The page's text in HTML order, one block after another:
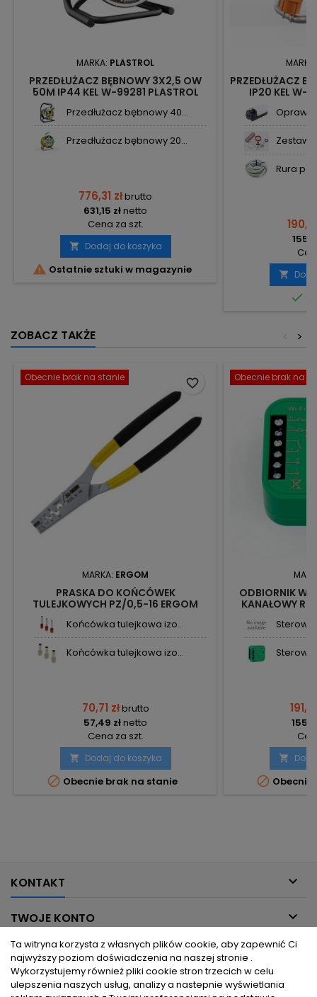
MARKA: PLASTROL
PRZEDŁUŻACZ BĘBNOWY 3X2,5 OW
50M IP44 KEL W-99281 PLASTROL
Przedłużacz bębnowy 40...
Przedłużacz bębnowy 20...
776,31 złbrutto
631,15 złnetto
Cena za szt.
 Dodaj do koszyka
 Ostatnie sztuki w magazynie
PRZEDŁUŻACZ
IP20 KEL W-
Oprawa
Zestaw
Rura


ZOBACZ TAKŻE >
<
Obecnie brak na stanie
MARKA: ERGOM
PRASKA DO KOŃCÓWEK
TULEJKOWYCH PZ/0,5-16 ERGOM
Końcówka tulejkowa izo...
Końcówka tulejkowa izo...
70,71 złbrutto
57,49 złnetto
Cena za szt.
 Dodaj do koszyka
 Obecnie brak na stanie
favorite_border Obecnie brak na
ODBIORNIK
KANAŁOWY


KONTAKT 
TWOJE KONTO 
INFORMACJE DLA CIEBIE 
PRODUKTY
Ta witryna korzysta z własnych plików cookie, aby zapewnić Ci
najwyższy poziom doświadczenia na naszej stronie .
Wykorzystujemy również pliki cookie stron trzecich w celu
ulepszenia naszych usług, analizy a nastepnie wyświetlania